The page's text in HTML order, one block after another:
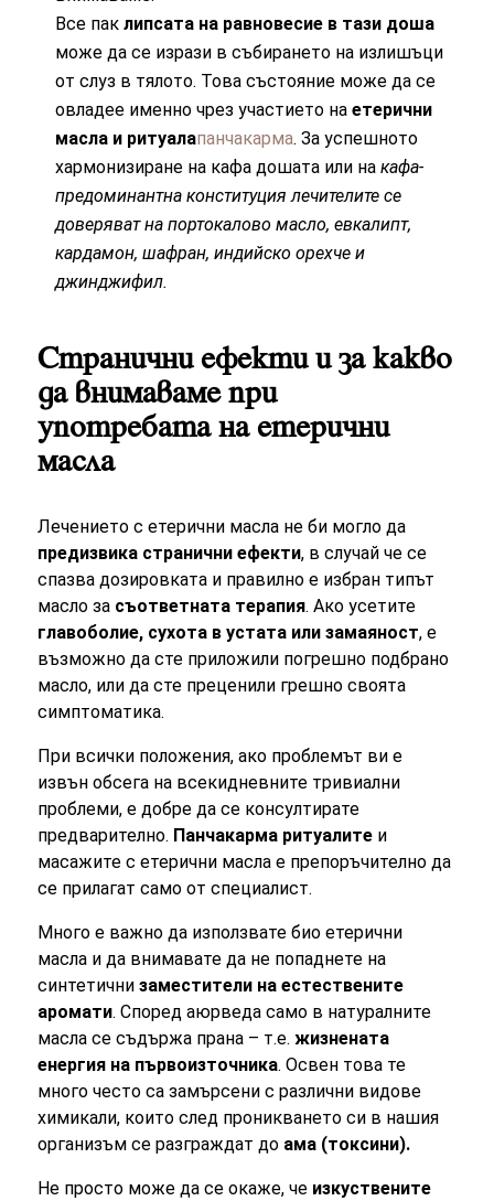
Все паклипсата на равновесие в тази доша
може да се изрази в събирането на излишъци
от слуз в тялото. Това състояние може да се
овладее именно чрез участието наетерични
масла и ритуалапанчакарма. За успешното
хармонизиране на кафа дошата или накафа-
предоминантна конституция лечителите се
доверяват на портокалово масло, евкалипт,
кардамон, шафран, индийско орехче и
джинджифил.
Странични ефекти и за какво
да внимаваме при
употребата на етерични
масла
Лечението с етерични масла не би могло да
предизвика странични ефекти, в случай че се
спазва дозировката и правилно е избран типът
масло за съответната терапия. Ако усетите
главоболие, сухота в устата или замаяност, е
възможно да сте приложили погрешно подбрано
масло, или да сте преценили грешно своята
симптоматика.
При всички положения, ако проблемът ви е
извън обсега на всекидневните тривиални
проблеми, е добре да се консултирате
предварително. Панчакарма ритуалите и
масажите с етерични масла е препоръчително да
се прилагат само от специалист.
Много е важно да използвате био етерични
масла и да внимавате да не попаднете на
синтетичнизаместители на естествените
аромати. Според аюрведа само в натуралните
масла се съдържа прана – т.е.жизнената
енергия на първоизточника. Освен това те
много често са замърсени с различни видове
химикали, които след проникването си в нашия
организъм се разграждат до ама (токсини).
Не просто може да се окаже, че изкуствените